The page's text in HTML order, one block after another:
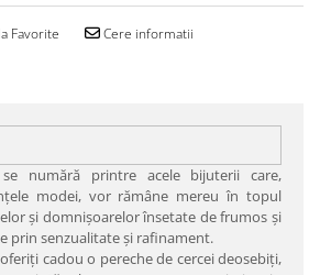
Favorite Cere informatii
se numără printre acele bijuterii care,
modei, vor rămâne mereu în topul
şi domnişoarelor însetate de frumos şi
prin senzualitate şi rafinament.
cadou o pereche de cercei deosebiţi,